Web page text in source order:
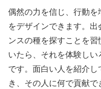
偶然の力を信じ、行動
をデザインできます。
ンスの種を探すことを
いたら、それを体験し
です。面白い人を紹介
き、その人に何で貢献